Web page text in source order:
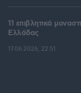
11 επιβλητικά
Ελλάδας
17.06.2026, 22:51